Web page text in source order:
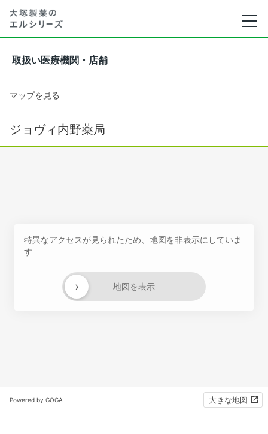
取扱い医療機関・店舗
マップを見る
ジョヴィ内野薬局
特異なアクセスが見られたため、地図を非表示にしていま
す
地図を表示
›
Powered by GOGA 大きな地図